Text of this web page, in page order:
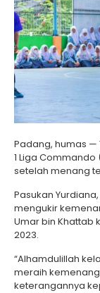
Padang, humas —
1 Liga Commando
setelah menang
Pasukan
mengukir
Umar bin Khattab
2023.
“Alhamdulillah
meraih
keterangannya